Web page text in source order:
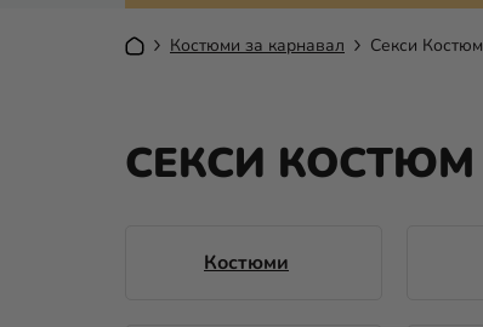
НачалоКостюми за карнавал Секси Костюм
СЕКСИ КОСТЮМ
Костюми